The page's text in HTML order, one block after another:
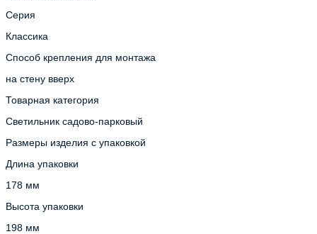
Серия
Классика
Способ крепления для монтажа
на стену вверх
Товарная категория
Светильник садово-парковый
Размеры изделия с упаковкой
Длина упаковки
178 мм
Высота упаковки
198 мм